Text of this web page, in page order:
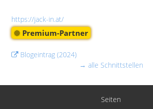
https://jack-in.at/
Premium-Partner
Blogeintrag (2024)
→ alle Schnittstellen
Seiten